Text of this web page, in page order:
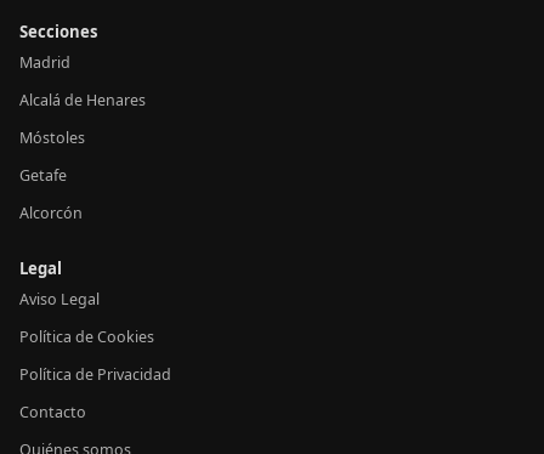
Secciones
Madrid
Alcalá de Henares
Móstoles
Getafe
Alcorcón
Legal
Aviso Legal
Política de Cookies
Política de Privacidad
Contacto